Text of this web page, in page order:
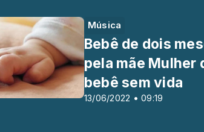
Música
13/06/2022 • 09:19
Bebê de dois
pela mãe Mulher
bebê sem vida